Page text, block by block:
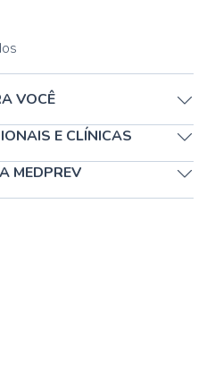
VOCÊ
E CLÍNICAS
MEDPREV